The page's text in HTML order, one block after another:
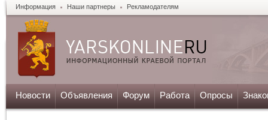
Информация Наши партнеры Рекламодателям
Новости Объявления Форум Работа Опросы